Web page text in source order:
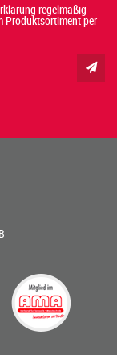
regelmäßig
Produktsortiment per